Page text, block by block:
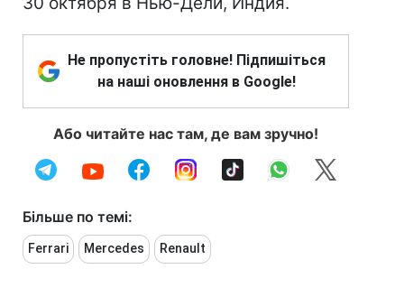
Не пропустіть головне! Підпишіться
на наші оновлення в Google!
Або читайте нас там, де вам зручно!
Більше по темі:
Ferrari Mercedes Renault